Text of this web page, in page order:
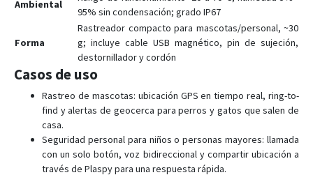
Ambiental
95% sin condensación; grado IP67
Forma
Rastreador compacto para mascotas/personal, ~30
g; incluye cable USB magnético, pin de sujeción,
destornillador y cordón
Casos de uso
Rastreo de mascotas: ubicación GPS en tiempo real, ring-to-
find y alertas de geocerca para perros y gatos que salen de
casa.
Seguridad personal para niños o personas mayores: llamada
con un solo botón, voz bidireccional y compartir ubicación a
través de Plaspy para una respuesta rápida.